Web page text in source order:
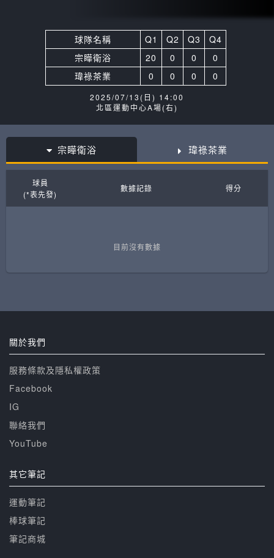
球隊名稱 Q1 Q2 Q3
Q4
宗瞱衛浴
20 0 0
0
瑋祿茶業
0 0 0 0
2025/07/13(日) 14:00
北區運動中心A場(右)
宗瞱衛浴 瑋祿茶業
球員
(*表先發)
數據記錄 得分
目前沒有數據
關於我們
服務條款及隱私權政策
Facebook
IG
聯絡我們
YouTube
其它筆記
運動筆記
棒球筆記
筆記商城